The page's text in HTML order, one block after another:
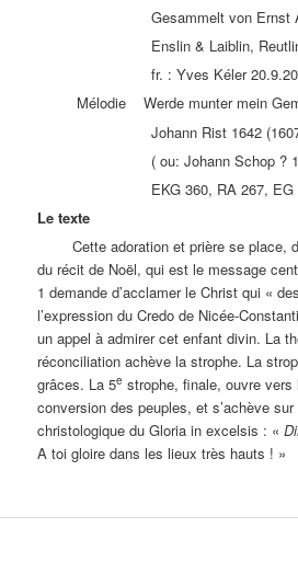
Gesammelt von Ernst
Enslin & Laiblin,
fr. : Yves Kéler 20.9.2015
Mélodie Werde munter mein
Johann Rist 1642 (1607-
( ou: Johann Schop ?
EKG 360, RA 267, EG
Le texte
Cette adoration et prière se place,
du récit de Noël, qui est le message
1 demande d’acclamer le Christ qui «
l’expression du Credo de Nicée-
un appel à admirer cet enfant divin. La
réconciliation achève la strophe. La
grâces. La 5e strophe, finale, ouvre
conversion des peuples, et s’achève
christologique du Gloria in excelsis : «
A toi gloire dans les lieux très hauts ! »